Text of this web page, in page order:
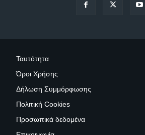
Ταυτότητα
Όροι Χρήσης
Δήλωση Συμμόρφωσης
Πολιτική Cookies
Προσωπικά δεδομένα